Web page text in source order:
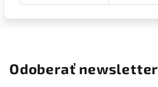
Odoberať newsletter